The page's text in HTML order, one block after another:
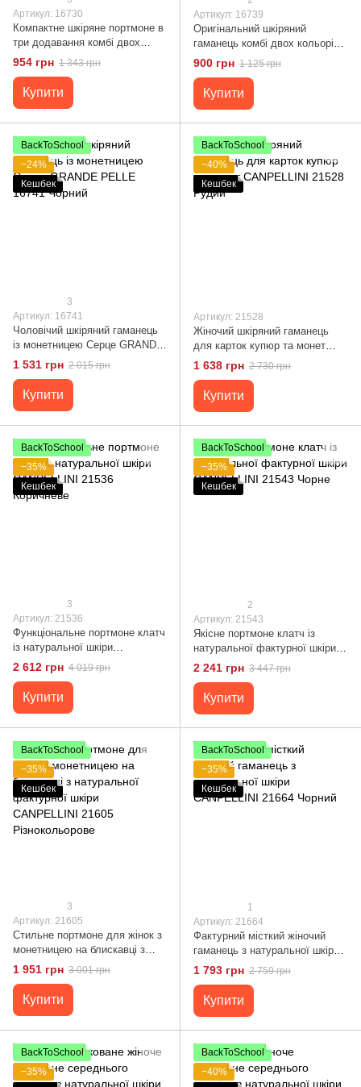
Артикул: 16730
Компактне шкіряне портмоне в
три додавання комбі двох
кольорів Серце GRANDE
PELLE 16730 Жовто-блакитне
954 грн 1 343 грн
Купити
Артикул: 16739
Оригінальний шкіряний
гаманець комбі двох кольорів
Серце GRANDE PELLE 16739
Жовто-блакитний
900 грн 1 125 грн
Купити
BackToSchool
−24%
Кешбек
3
Артикул: 16741
Чоловічий шкіряний гаманець
із монетницею Серце GRANDE
PELLE 16741 Чорний
1 531 грн 2 015 грн
Купити
BackToSchool
−40%
Кешбек
Артикул: 21528
Жіночий шкіряний гаманець
для карток купюр та монет
CANPELLINI 21528 Рудий
1 638 грн 2 730 грн
Купити
BackToSchool
−35%
Кешбек
3
Артикул: 21536
Функціональне портмоне клатч
із натуральної шкіри
CANPELLINI 21536 Коричневе
2 612 грн 4 019 грн
Купити
BackToSchool
−35%
Кешбек
2
Артикул: 21543
Якісне портмоне клатч із
натуральної фактурної шкіри
CANPELLINI 21543 Чорне
2 241 грн 3 447 грн
Купити
BackToSchool
−35%
Кешбек
3
Артикул: 21605
Стильне портмоне для жінок з
монетницею на блискавці з
натуральної фактурної шкіри
CANPELLINI 21605
Різнокольорове
1 951 грн 3 001 грн
Купити
BackToSchool
−35%
Кешбек
1
Артикул: 21664
Фактурний місткий жіночий
гаманець з натуральної шкіри
CANPELLINI 21664 Чорний
1 793 грн 2 759 грн
Купити
BackToSchool
−35%
BackToSchool
−40%